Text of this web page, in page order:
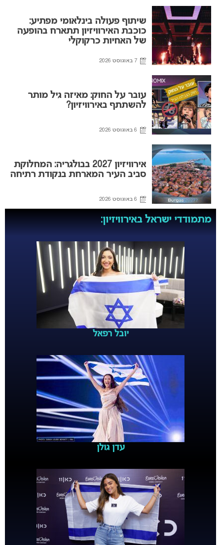
שיתוף פעולה בינלאומי מפתיע:
כוכבת האירוויזיון תתארח בהופעה
של האחיות כרקוקלי
7 באוגוסט 2026
עובר על החוק: מאיזה גיל מותר
להשתתף באירוויזיון?
6 באוגוסט 2026
אירוויזיון 2027 בבולגריה: המחלוקת
סביב העיר המארחת בנקודת רתיחה
6 באוגוסט 2026
מתמודדי ישראל באירוויזיון:
יובל רפאל
עדן גולן